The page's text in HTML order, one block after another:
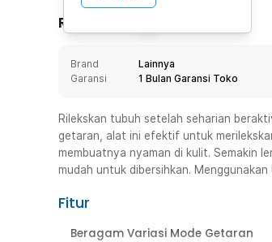
Toko Tangerang
Toko Cikupa
Pick n Go
Rincian Produk
Brand
Lainnya
Garansi
1 Bulan Garansi Toko
Rilekskan tubuh setelah seharian
getaran, alat ini efektif untuk
membuatnya nyaman di kulit. Semakin
mudah untuk dibersihkan.
Fitur
Beragam Variasi Mode Getaran